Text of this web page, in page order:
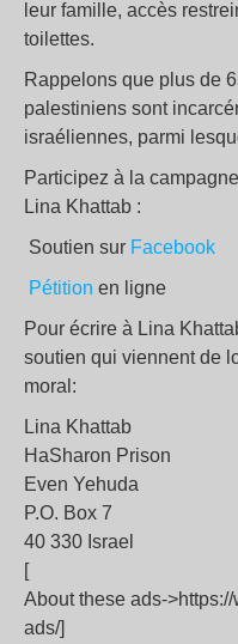
leur famille, accès
toilettes.
Rappelons que plus de
palestiniens sont
israéliennes, parmi
Participez à la
Lina Khattab :
Soutien sur Facebook
Pétition en ligne
Pour écrire à Lina
soutien qui viennent de
moral:
Lina Khattab
HaSharon Prison
Even Yehuda
P.O. Box 7
40 330 Israel
[
About these ads-
ads/]